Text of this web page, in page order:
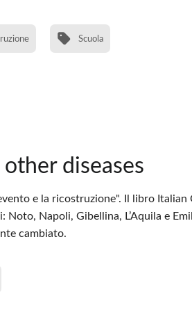
Scuola
diseases
e la ricostruzione". Il libro Italian
Napoli, Gibellina, L’Aquila e
cambiato.